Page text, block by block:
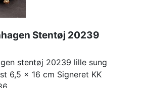
Stentøj 20239
stentøj 20239 lille sung
6,5 x 16 cm Signeret KK